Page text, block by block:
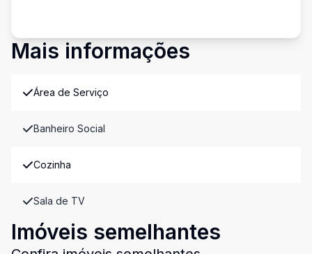
Mais informações
Área de Serviço
Banheiro Social
Cozinha
Sala de TV
Imóveis semelhantes